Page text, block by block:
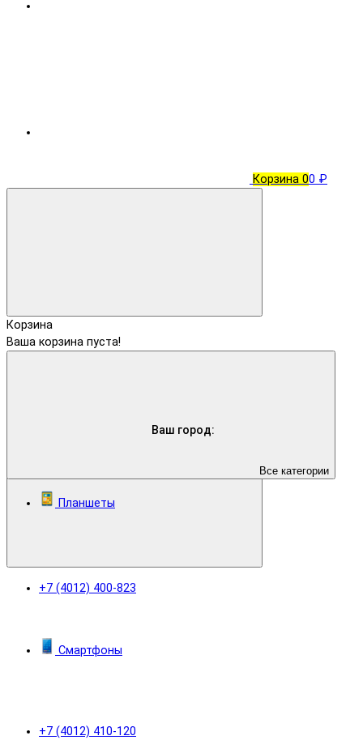
Ваш город:
+7 (4012) 400-823
+7 (4012) 410-120
Корзина 00 ₽
Корзина
Ваша корзина пуста!
Все категории
Планшеты
Смартфоны